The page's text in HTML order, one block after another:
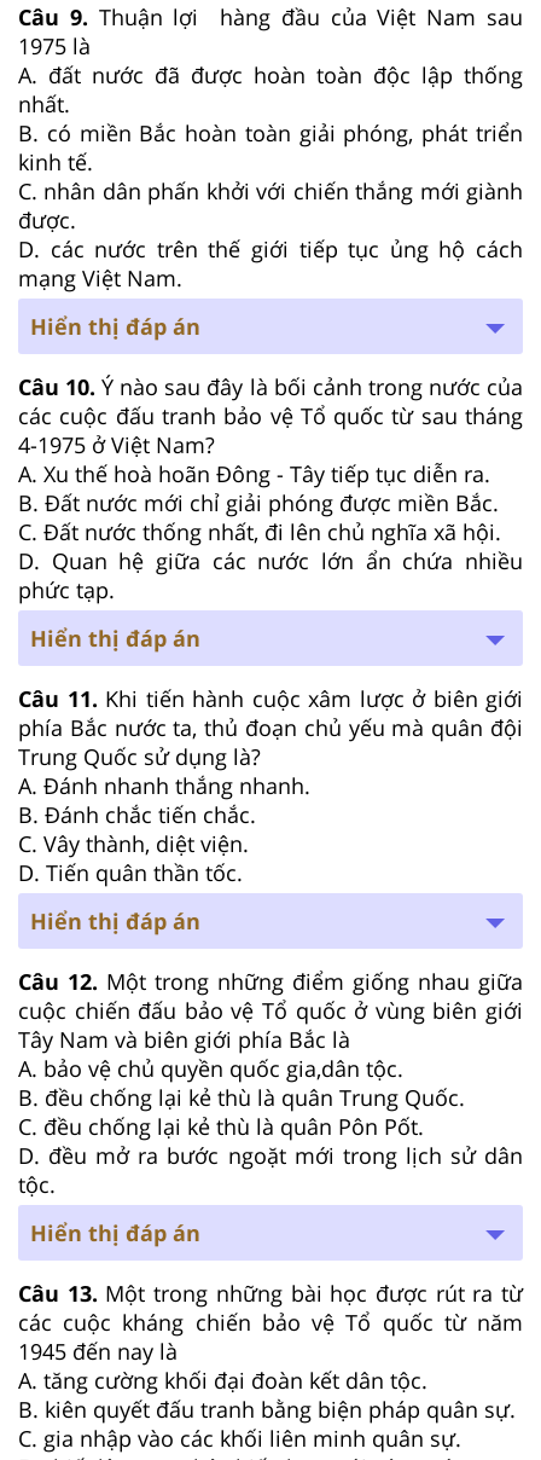
Câu 9. Thuận lợi hàng đầu của Việt Nam sau
1975 là
A. đất nước đã được hoàn toàn độc lập thống
nhất.
B. có miền Bắc hoàn toàn giải phóng, phát triển
kinh tế.
C. nhân dân phấn khởi với chiến thắng mới giành
được.
D. các nước trên thế giới tiếp tục ủng hộ cách
mạng Việt Nam.
Hiển thị đáp án
Câu 10.Ý nào sau đây là bối cảnh trong nước của
các cuộc đấu tranh bảo vệ Tổ quốc từ sau tháng
4-1975 ở Việt Nam?
A. Xu thế hoà hoãn Đông - Tây tiếp tục diễn ra.
B. Đất nước mới chỉ giải phóng được miền Bắc.
C. Đất nước thống nhất, đi lên chủ nghĩa xã hội.
D. Quan hệ giữa các nước lớn ẩn chứa nhiều
phức tạp.
Hiển thị đáp án
Câu 11. Khi tiến hành cuộc xâm lược ở biên giới
phía Bắc nước ta, thủ đoạn chủ yếu mà quân đội
Trung Quốc sử dụng là?
A. Đánh nhanh thắng nhanh.
B. Đánh chắc tiến chắc.
C. Vây thành, diệt viện.
D. Tiến quân thần tốc.
Hiển thị đáp án
Câu 12. Một trong những điểm giống nhau giữa
cuộc chiến đấu bảo vệ Tổ quốc ở vùng biên giới
Tây Nam và biên giới phía Bắc là
A. bảo vệ chủ quyền quốc gia,dân tộc.
B. đều chống lại kẻ thù là quân Trung Quốc.
C. đều chống lại kẻ thù là quân Pôn Pốt.
D. đều mở ra bước ngoặt mới trong lịch sử dân
tộc.
Hiển thị đáp án
Câu 13. Một trong những bài học được rút ra từ
các cuộc kháng chiến bảo vệ Tổ quốc từ năm
1945 đến nay là
A. tăng cường khối đại đoàn kết dân tộc.
B. kiên quyết đấu tranh bằng biện pháp quân sự.
C. gia nhập vào các khối liên minh quân sự.